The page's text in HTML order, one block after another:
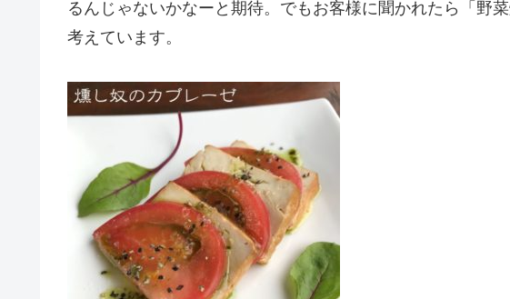
るんじゃないかなーと期待。でもお客様に聞かれたら「野
考えています。